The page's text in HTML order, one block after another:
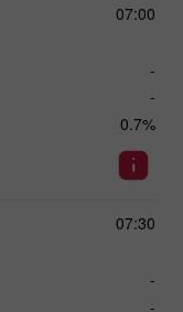
07:00
-
-
0.7%
07:30
-
-